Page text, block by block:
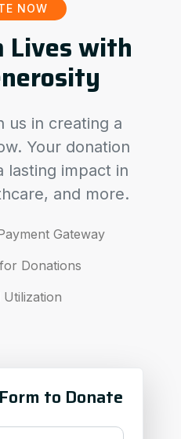
NOW
Lives with
us in creating a
Your donation
lasting impact in
and more.
Gateway
Donations
to Donate